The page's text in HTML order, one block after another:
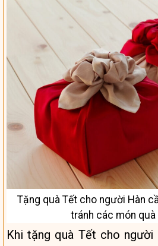
Tặng quà Tết cho người Hàn
tránh các món quà
Khi tặng quà Tết cho người